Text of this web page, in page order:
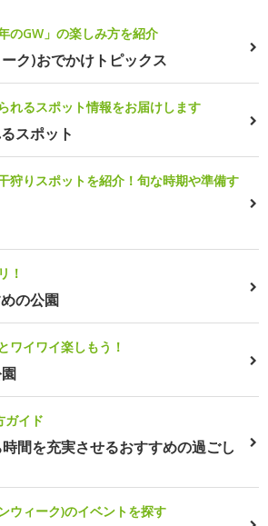
のGW」の楽しみ方を紹介
ク)おでかけトピックス
れるスポット情報をお届けします
スポット
狩りスポットを紹介！旬な時期や準備す
！
の公園
ワイワイ楽しもう！
ガイド
間を充実させるおすすめの過ごし
ウィーク)のイベントを探す